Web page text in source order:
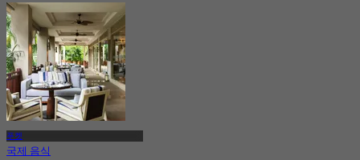
푸켓
국제 음식